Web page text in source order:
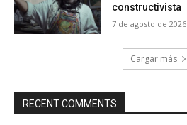
constructivista
7 de agosto de 2026
Cargar más
RECENT COMMENTS